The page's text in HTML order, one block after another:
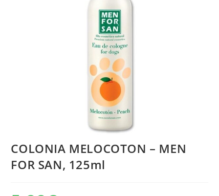
COLONIA MELOCOTON – MEN
FOR SAN, 125ml